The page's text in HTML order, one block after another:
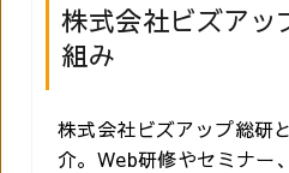
株式会社ビズアッ
組み
株式会社ビズアップ総研
介。Web研修やセミナ